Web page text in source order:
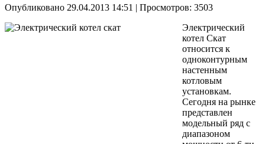
Опубликовано 29.04.2013 14:51 | Просмотров: 3503
Электрический
котел Скат
относится к
одноконтурным
настенным
котловым
установкам.
Сегодня на рынке
представлен
модельный ряд с
диапазоном